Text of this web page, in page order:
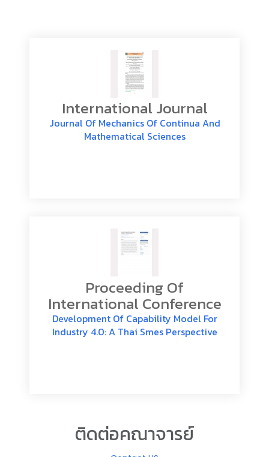
International Journal
Journal Of Mechanics Of Continua And
Mathematical Sciences
Proceeding Of
International Conference
Development Of Capability Model For
Industry 4.0: A Thai Smes Perspective
ติดต่อคณาจารย์